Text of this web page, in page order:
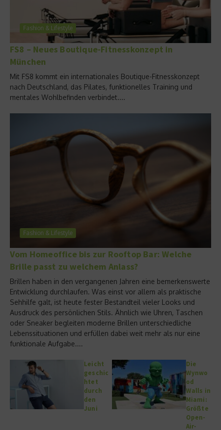
Fashion & Lifestyle
FS8 – Neues Boutique-Fitnesskonzept in
München
Mit FS8 kommt ein internationales Boutique-Fitnesskonzept
nach Deutschland, das Pilates, funktionelles Training und
mentales Wohlbefinden verbindet....
Fashion & Lifestyle
Vom Homeoffice bis zur Rooftop Bar: Welche
Brille passt zu welchem Anlass?
Brillen haben in den vergangenen Jahren eine bemerkenswerte
Entwicklung durchlaufen. Was einst vor allem als praktische
Sehhilfe galt, ist heute fester Bestandteil vieler Looks und
Ausdruck des persönlichen Stils. Ähnlich wie Uhren, Taschen
oder Sneaker begleiten moderne Brillen unterschiedliche
Lebenssituationen und erfüllen dabei weit mehr als nur eine
funktionale Aufgabe....
Leicht
geschic
htet
durch
den
Juni
Die
Wynwo
od
Walls in
Miami:
Größte
Open-
Air-